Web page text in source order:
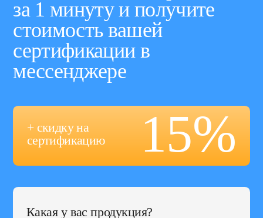
за 1 минуту и получите
стоимость вашей
сертификации в
мессенджере
+ скидку на
сертификацию
15%
Какая у вас продукция?